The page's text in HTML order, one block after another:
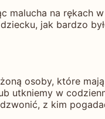
na rękach
jak bardzo
osoby, które
utkniemy w
z kim